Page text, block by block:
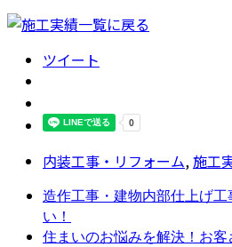
ツイート
内装工事・リフォーム, 施工
造作工事・建物内部仕上げ
い！
住まいのお悩みを解決！お